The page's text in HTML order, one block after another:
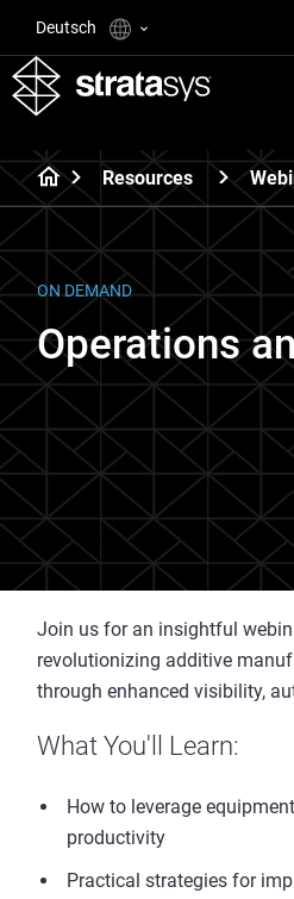
Deutsch
Resources
ON DEMAND
Operations
Join us for an insightful
revolutionizing additive
through enhanced visibility,
What You'll Learn:
How to leverage
productivity
Practical strategies for